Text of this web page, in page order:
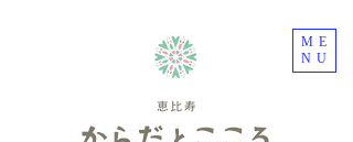
ME
NU